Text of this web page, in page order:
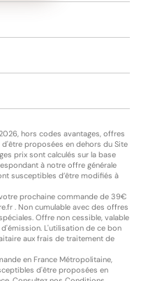
hors codes avantages, offres
proposées en dehors du Site
prix sont calculés sur la base
à notre offre générale
susceptibles d’être modifiés à
prochaine commande de 39€
. Non cumulable avec des offres
Offre non cessible, valable
L'utilisation de ce bon
aux frais de traitement de
en France Métropolitaine,
d'être proposées en